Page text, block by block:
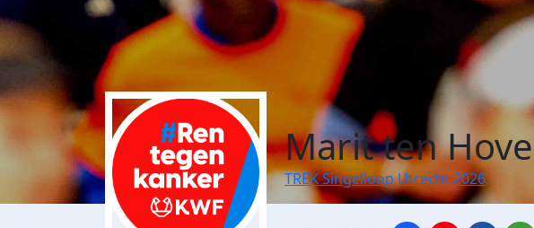
Marit ten Hove
TREK Singelloop Utrecht 2026